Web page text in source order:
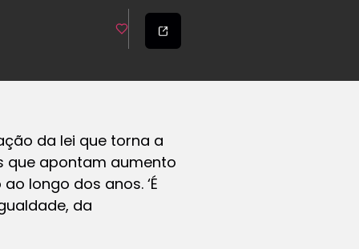
da lei que torna a
que apontam aumento
longo dos anos. ‘É
da